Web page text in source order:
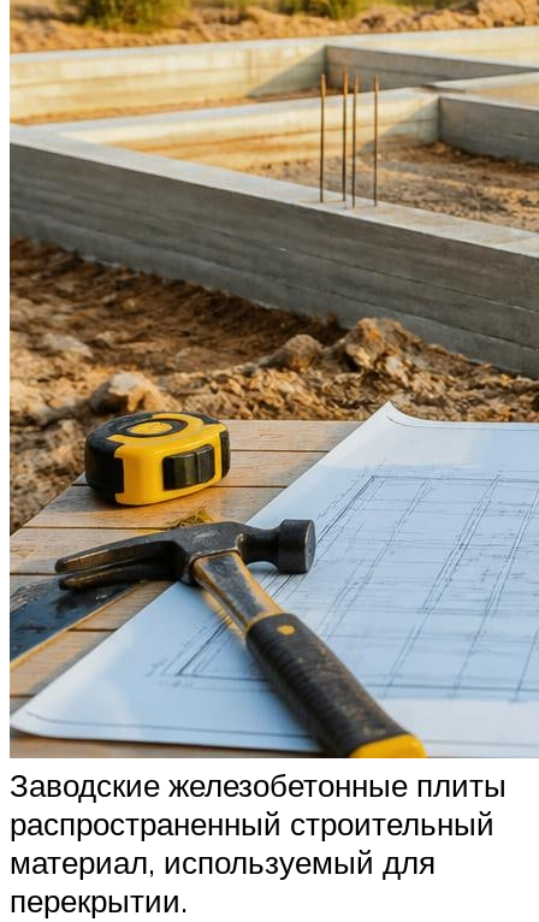
Заводские железобетонные плиты
распространенный строительный
материал, используемый для
перекрытии.